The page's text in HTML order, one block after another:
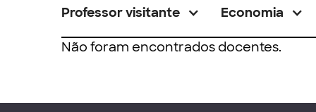
Professor visitante Economia
Não foram encontrados docentes.